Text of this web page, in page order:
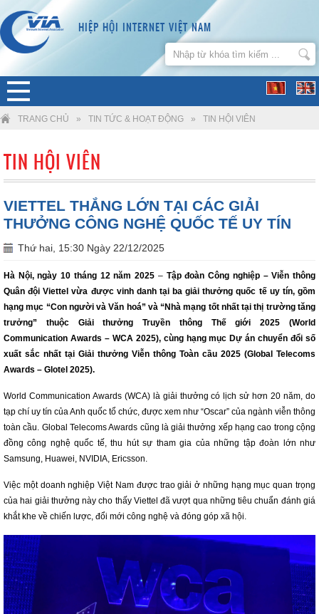
HIỆP HỘI INTERNET VIỆT NAM
TRANG CHỦ » TIN TỨC & HOẠT ĐỘNG » TIN HỘI VIÊN
TIN HỘI VIÊN
VIETTEL THẮNG LỚN TẠI CÁC GIẢI
THƯỞNG CÔNG NGHỆ QUỐC TẾ UY TÍN
Thứ hai, 15:30 Ngày 22/12/2025
Hà Nội, ngày 10 tháng 12 năm 2025 –Tập đoàn Công nghiệp – Viễn thông
Quân đội Viettel vừa được vinh danh tại ba giải thưởng quốc tế uy tín, gồm
hạng mục “Con người và Văn hoá” và “Nhà mạng tốt nhất tại thị trường tăng
trưởng” thuộc Giải thưởng Truyền thông Thế giới 2025 (World
Communication Awards – WCA 2025), cùng hạng mục Dự án chuyển đổi số
xuất sắc nhất tại Giải thưởng Viễn thông Toàn cầu 2025 (Global Telecoms
Awards – Glotel 2025).
World Communication Awards (WCA) là giải thưởng có lịch sử hơn 20 năm, do
tạp chí uy tín của Anh quốc tổ chức, được xem như “Oscar” của ngành viễn thông
toàn cầu. Global Telecoms Awards cũng là giải thưởng xếp hạng cao trong cộng
đồng công nghệ quốc tế, thu hút sự tham gia của những tập đoàn lớn như
Samsung, Huawei, NVIDIA, Ericsson.
Việc một doanh nghiệp Việt Nam được trao giải ở những hạng mục quan trọng
của hai giải thưởng này cho thấy Viettel đã vượt qua những tiêu chuẩn đánh giá
khắt khe về chiến lược, đổi mới công nghệ và đóng góp xã hội.